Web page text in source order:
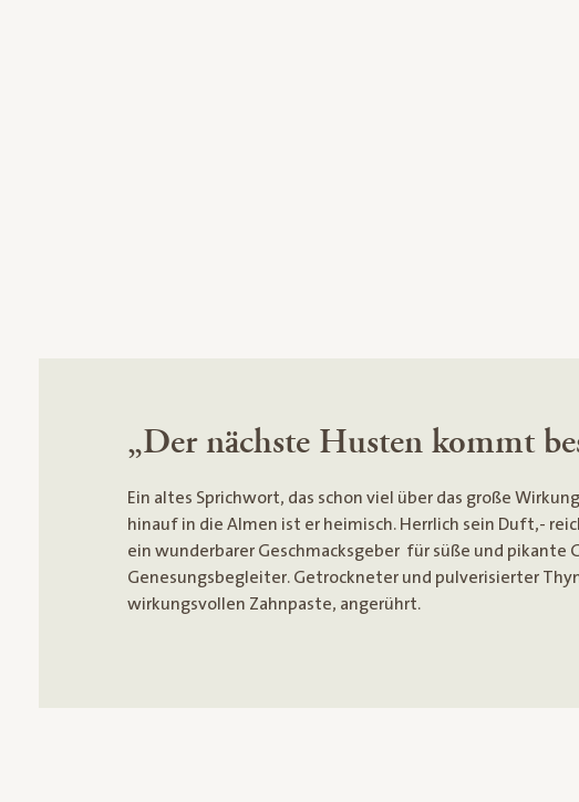
„Der nächste Husten kommt
Ein altes Sprichwort, das schon viel über das große
hinauf in die Almen ist er heimisch. Herrlich sein Duft,-
ein wunderbarer Geschmacksgeber für süße und
Genesungsbegleiter. Getrockneter und pulverisierter
wirkungsvollen Zahnpaste, angerührt.